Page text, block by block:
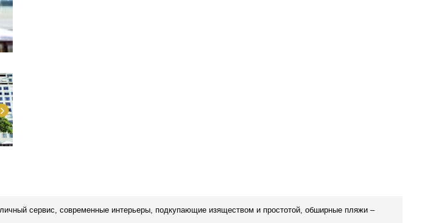
сервис, современные интерьеры, подкупающие изяществом и простотой, обширные пляжи –